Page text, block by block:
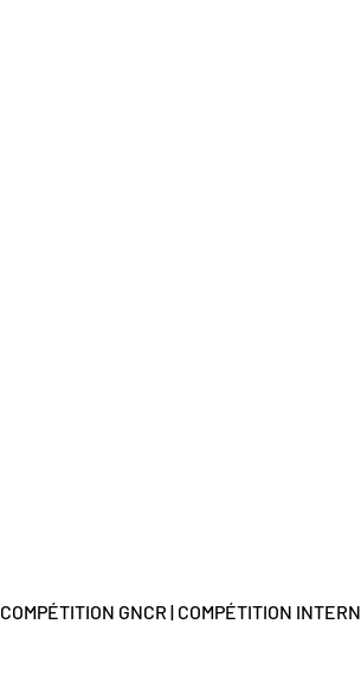
COMPÉTITION GNCR | COMPÉTITION